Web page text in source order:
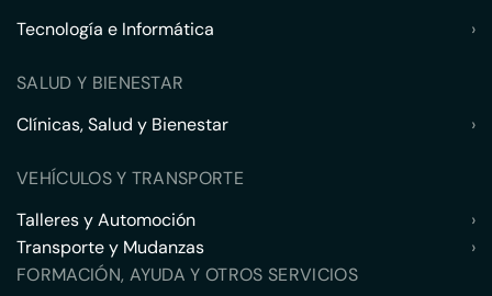
Tecnología e Informática
›
SALUD Y BIENESTAR
Clínicas, Salud y Bienestar
›
VEHÍCULOS Y TRANSPORTE
Talleres y Automoción
›
Transporte y Mudanzas
›
FORMACIÓN, AYUDA Y OTROS SERVICIOS